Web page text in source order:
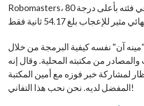
Robomasters، على المركز الأول في فئته بأعلى درجة 80
"مينه آن" نفسه كيفية البرمجة من خلال
من مكتبته المحلية. وقال إنه
لمشاركة خبر فوزه مع أمين المكتبة
المفضل لديه. نحن نحب هذا التفاني!